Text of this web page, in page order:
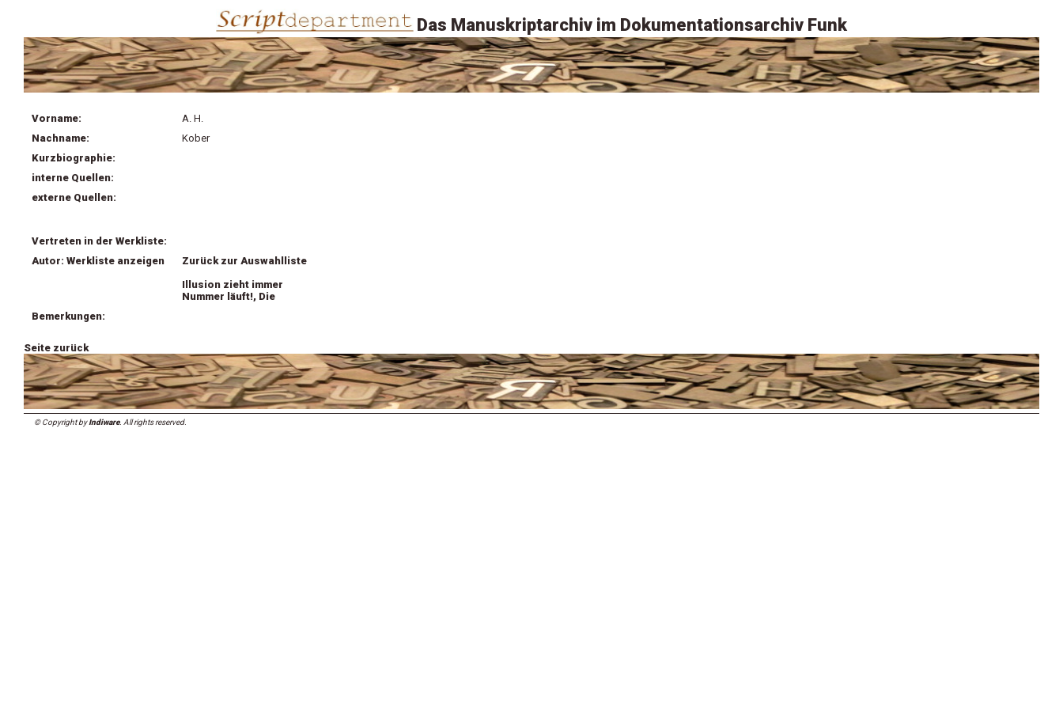
Das Manuskriptarchiv im Dokumentationsarchiv Funk
Vorname:
A. H.
Nachname:
Kober
Kurzbiographie:
interne Quellen:
externe Quellen:
Vertreten in der Werkliste:
Autor: Werkliste anzeigen
Zurück zur Auswahlliste
Illusion zieht immer
Nummer läuft!, Die
Bemerkungen:
Seite zurück
© Copyright byIndiware. All rights reserved.